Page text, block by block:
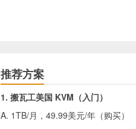
推荐方案
1. 搬瓦工美国 KVM（入门）
A. 1TB/月，49.99美元/年（购买）